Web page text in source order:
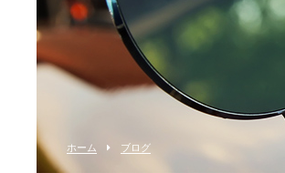
ホーム ブログ